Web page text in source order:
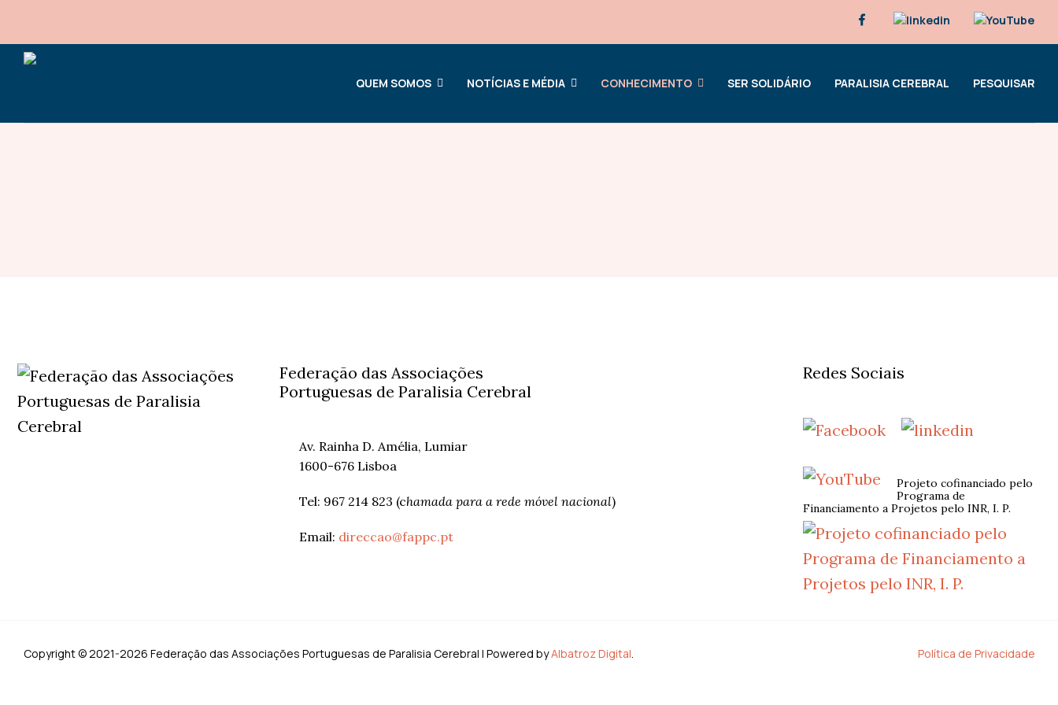
QUEM SOMOS NOTÍCIAS E MÉDIA CONHECIMENTO SER SOLIDÁRIO PARALISIA CEREBRAL PESQUISAR
Federação das Associações
Portuguesas de Paralisia Cerebral
Av. Rainha D. Amélia, Lumiar
1600-676 Lisboa
Tel: 967 214 823 (chamada para a rede móvel nacional)
Email: direccao@fappc.pt
Redes Sociais
Projeto cofinanciado pelo
Programa de
Financiamento a Projetos pelo INR, I. P.
Copyright ©2021-2026 Federação das Associações Portuguesas de Paralisia Cerebral | Powered byAlbatroz Digital. Política de Privacidade